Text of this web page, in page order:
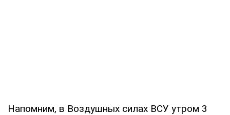
Напомним, в Воздушных силах ВСУ утром 3